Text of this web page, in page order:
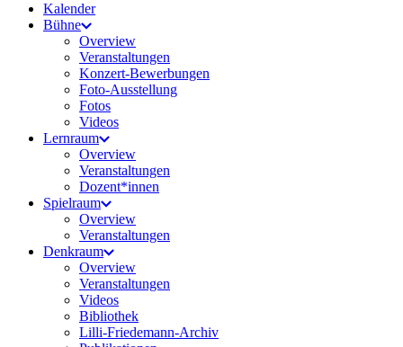
Kalender
Bühne
Overview
Veranstaltungen
Konzert-Bewerbungen
Foto-Ausstellung
Fotos
Videos
Lernraum
Overview
Veranstaltungen
Dozent*innen
Spielraum
Overview
Veranstaltungen
Denkraum
Overview
Veranstaltungen
Videos
Bibliothek
Lilli-Friedemann-Archiv